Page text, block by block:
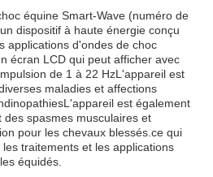
équine Smart-Wave (numéro de
dispositif à haute énergie conçu
applications d'ondes de choc
écran LCD qui peut afficher avec
de 1 à 22 HzL'appareil est
maladies et affections
est également
spasmes musculaires et
pour les chevaux blessés.ce qui
traitements et les applications
équidés.